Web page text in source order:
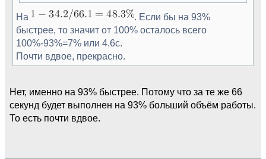
На
. Если бы на 93%
быстрее, то значит от 100% осталось всего
100%-93%=7% или 4.6с.
Почти вдвое, прекрасно.
Нет, именно на 93% быстрее. Потому что за те же 66
секунд будет выполнен на 93% больший объём работы.
То есть почти вдвое.